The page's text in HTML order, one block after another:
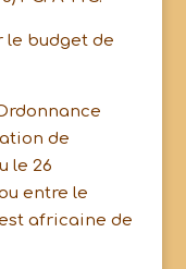
le budget de
de
le 26
entre le
africaine de